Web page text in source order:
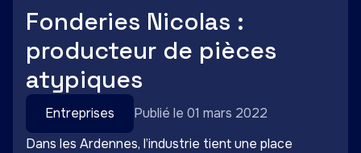
Fonderies Nicolas :
producteur de pièces
atypiques
Entreprises
Publié le 01 mars 2022
Dans les Ardennes, l’industrie tient une place